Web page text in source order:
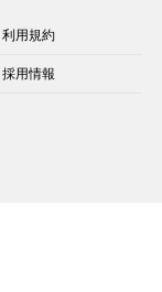
利用規約
採用情報